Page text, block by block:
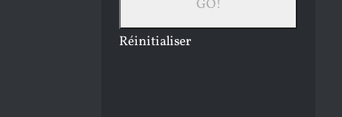
Réinitialiser